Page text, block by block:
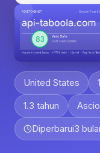
United States
1.3 tahun
Diperbarui3